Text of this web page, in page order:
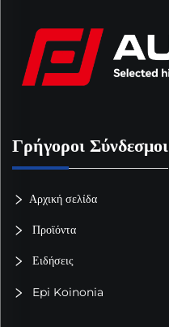
Γρήγοροι Σύνδεσμοι
Αρχική σελίδα
Προϊόντα
Ειδήσεις
Epi Koinonia